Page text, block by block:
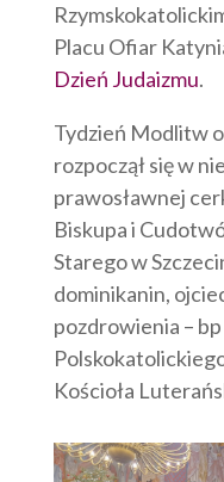
Placu Ofiar
Dzień Judaizmu.
Tydzień Modlitw
rozpoczął się w
prawosławnej
Biskupa i
Starego w
dominikanin,
pozdrowienia – bp
Kościoła